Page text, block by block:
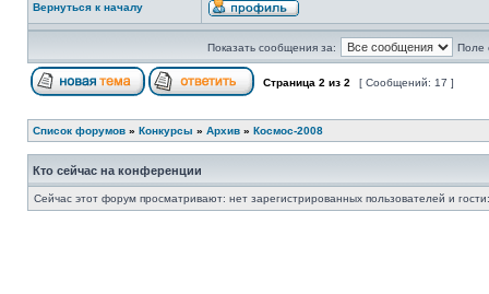
Вернуться к началу
Показать сообщения за: Поле
Страница 2 из 2 [ Сообщений: 17 ]
Список форумов » Конкурсы » Архив » Космос-2008
Кто сейчас на конференции
Сейчас этот форум просматривают: нет зарегистрированных пользователей и